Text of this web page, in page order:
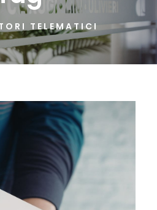
TELEMATICI